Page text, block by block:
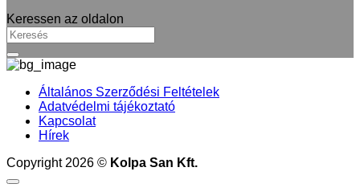
Keressen az oldalon
Általános Szerződési Feltételek
Adatvédelmi tájékoztató
Kapcsolat
Hírek
Copyright 2026 © Kolpa San Kft.